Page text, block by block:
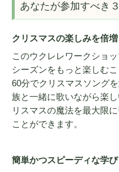
あなたが参加すべき
クリスマスの楽しみを倍
このウクレレワークショ
シーズンをもっと楽しむこ
60分でクリスマスソング
族と一緒に歌いながら楽
リスマスの魔法を最大限
ことができます。
簡単かつスピーディな学び